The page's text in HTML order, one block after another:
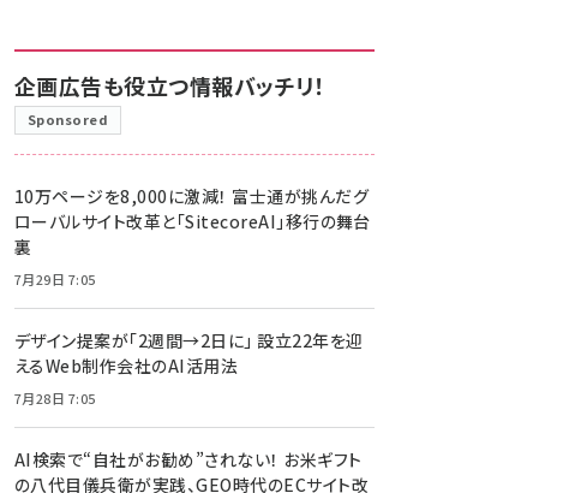
企画広告も役立つ情報バッチリ！
Sponsored
10万ページを8,000に激減！ 富士通が挑んだグ
ローバルサイト改革と「SitecoreAI」移行の舞台
裏
7月29日 7:05
デザイン提案が「2週間→2日に」 設立22年を迎
えるWeb制作会社のAI活用法
7月28日 7:05
AI検索で“自社がお勧め”されない！ お米ギフト
の八代目儀兵衛が実践、GEO時代のECサイト改